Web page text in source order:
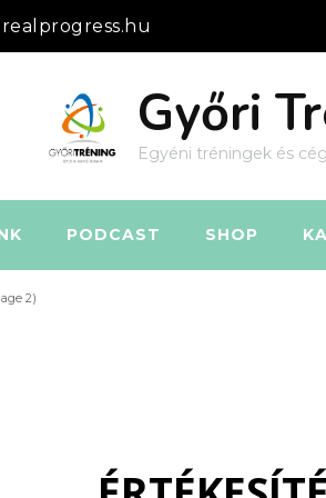
Győri
Egyéni tréningek és
PODCAST SHOP
2)